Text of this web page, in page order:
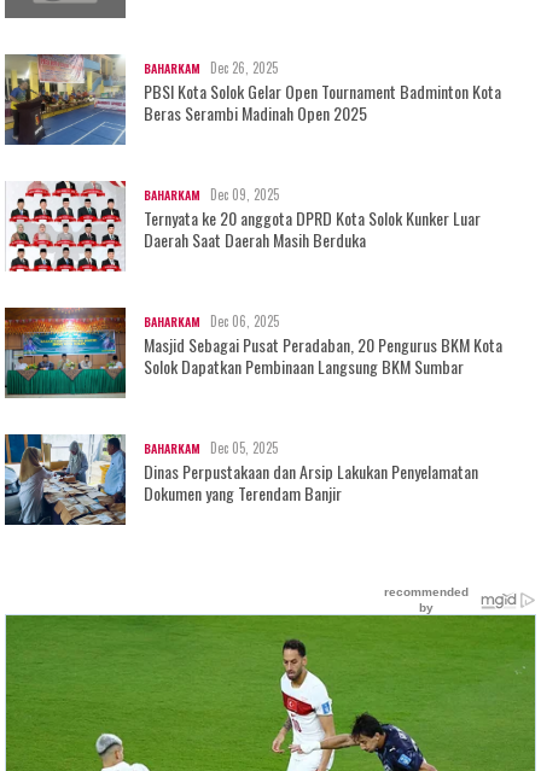
BAHARKAM Dec 26, 2025
PBSI Kota Solok Gelar Open Tournament Badminton Kota
Beras Serambi Madinah Open 2025
BAHARKAM Dec 09, 2025
Ternyata ke 20 anggota DPRD Kota Solok Kunker Luar
Daerah Saat Daerah Masih Berduka
BAHARKAM Dec 06, 2025
Masjid Sebagai Pusat Peradaban, 20 Pengurus BKM Kota
Solok Dapatkan Pembinaan Langsung BKM Sumbar
BAHARKAM Dec 05, 2025
Dinas Perpustakaan dan Arsip Lakukan Penyelamatan
Dokumen yang Terendam Banjir